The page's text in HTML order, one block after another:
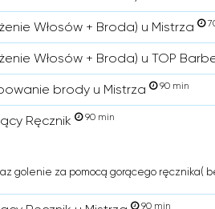
Włosów + Broda) u Mistrza
Włosów + Broda) u TOP
brody u Mistrza 90 min
Ręcznik 90 min
golenie za pomocą gorącego ręcznika(
90 min